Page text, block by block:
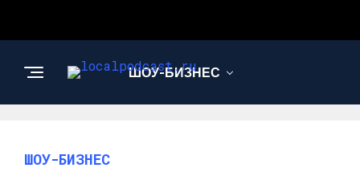
ШОУ-БИЗНЕС
ШОУ-БИЗНЕС